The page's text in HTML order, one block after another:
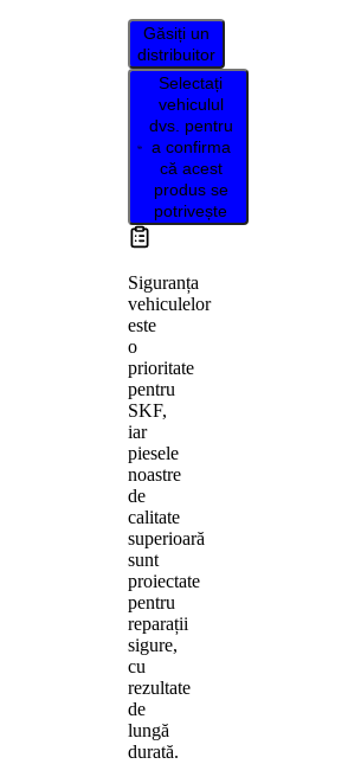
Găsiți un
distribuitor
Selectați
vehiculul
dvs. pentru
a confirma
că acest
produs se
potrivește
Siguranța
vehiculelor
este
o
prioritate
pentru
SKF,
iar
piesele
noastre
de
calitate
superioară
sunt
proiectate
pentru
reparații
sigure,
cu
rezultate
de
lungă
durată.